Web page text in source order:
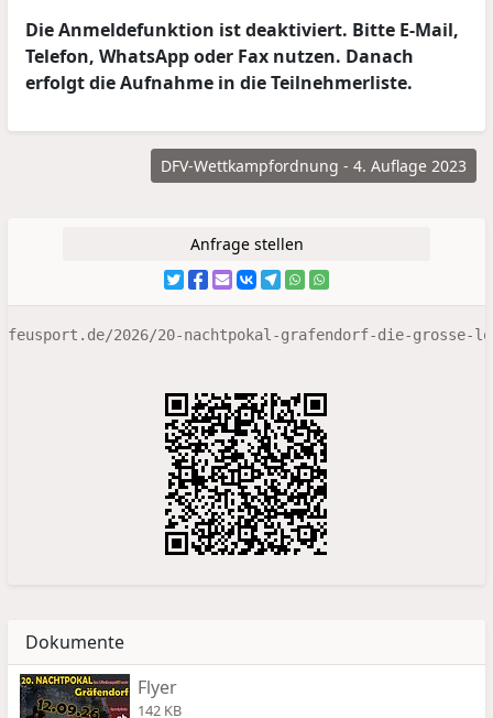
Die Anmeldefunktion ist deaktiviert. Bitte E-Mail,
Telefon, WhatsApp oder Fax nutzen. Danach
erfolgt die Aufnahme in die Teilnehmerliste.
DFV-Wettkampfordnung - 4. Auflage 2023
Anfrage stellen
feusport.de/2026/20-nachtpokal-grafendorf-die-grosse-
Dokumente
Flyer
142 KB